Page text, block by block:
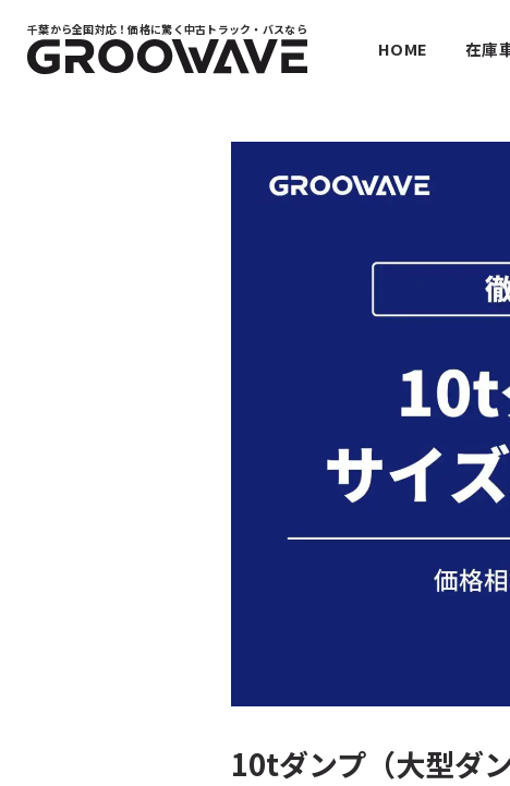
千葉から全国対応！価格に驚く中古トラック・バスなら
HOME 在庫
10tダンプ（大型ダ